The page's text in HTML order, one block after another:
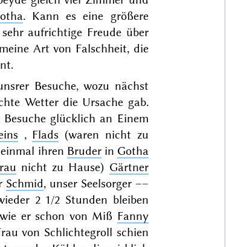
. Kann es eine größere
aufrichtige Freude über
Art von Falschheit, die
Besuche, wozu nächst
Wetter die Ursache gab.
glücklich an Einem
, Flads (waren nicht zu
ihren Bruderin Gotha
nicht zu Hause) Gärtner
Schmid, unser Seelsorger ––
2 1/2 Stunden bleiben
er schon von Miß Fanny
von Schlichtegroll schien